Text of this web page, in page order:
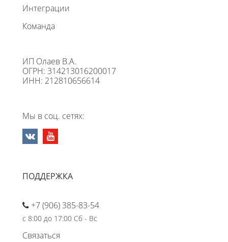
Интеграции
Команда
ИП Олаев В.А.
ОГРН: 314213016200017
ИНН: 212810656614
Мы в соц. сетях:
ПОДДЕРЖКА
+7 (906) 385-83-54
с 8:00 до 17:00 Сб - Вс
Связаться